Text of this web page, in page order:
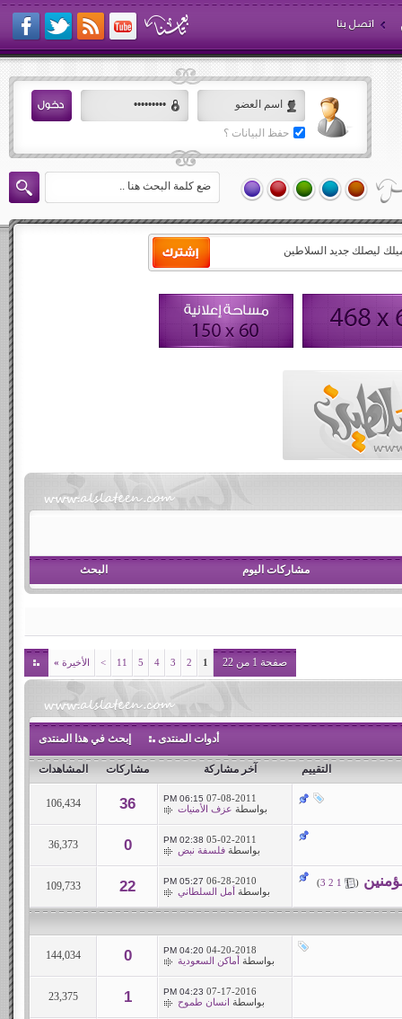
اتصل بنا
حفظ البيانات ؟
مشاركات اليوم البحث
صفحة 1 من 22 1
2
3
4
5
11
> الأخيرة »
أدوات المنتدى إبحث في هذا المنتدى
التقييم آخر مشاركة مشاركات المشاهدات
07-08-2011
06:15 PM
بواسطة عزف الأمنيات 36
106,434
05-02-2011
02:38 PM
بواسطة فلسفة نبض 0
36,373
(
1
2
3
)
06-28-2010
05:27 PM
بواسطة أمل السلطاني 22
109,733
04-20-2018
04:20 PM
بواسطة أماكن السعودية 0
144,034
07-17-2016
04:23 PM
بواسطة انسان طموح 1
23,375